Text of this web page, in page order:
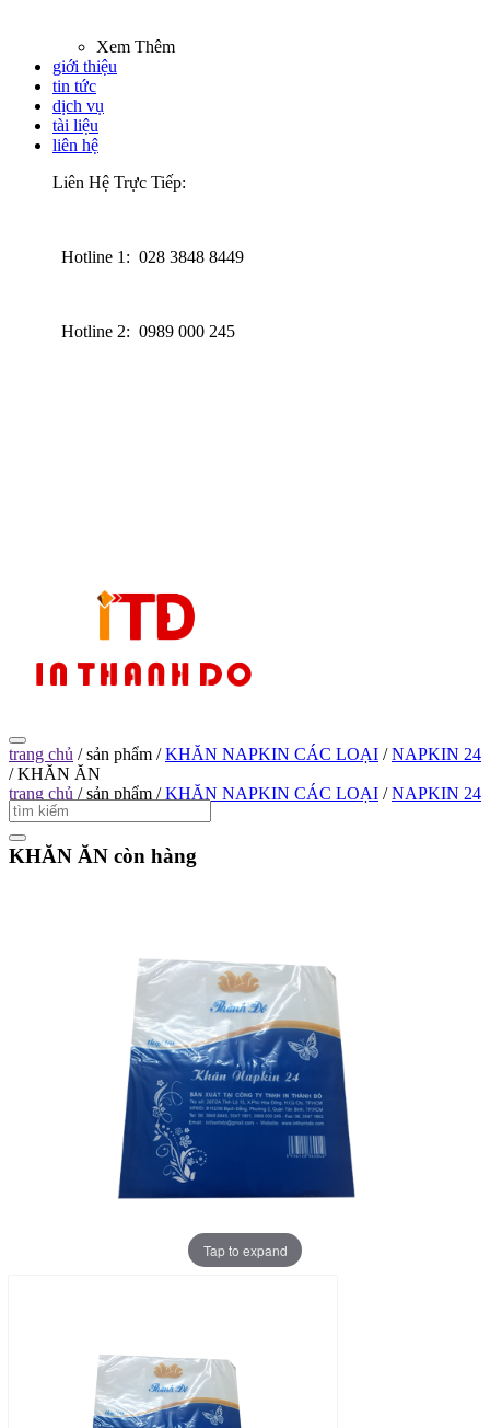
Xem Thêm
giới thiệu
tin tức
dịch vụ
tài liệu
liên hệ
Liên Hệ Trực Tiếp:
Hotline 1: 028 3848 8449
Hotline 2: 0989 000 245
trang chủ / sản phẩm / KHĂN NAPKIN CÁC LOẠI / NAPKIN 24
/ KHĂN ĂN
trang chủ / sản phẩm / KHĂN NAPKIN CÁC LOẠI / NAPKIN 24
KHĂN ĂN
KHĂN ĂN còn hàng
Tap to expand